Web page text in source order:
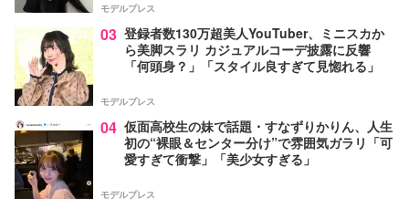
モデルプレス
03 登録者数130万超美人YouTuber、ミニスカか
ら美脚スラリ カジュアルコーデ披露に反響
「何頭身？」「スタイル良すぎて見惚れる」
モデルプレス
04 仮面高校生の妹で話題・すなずりかりん、人生
初の“裸眼＆センター分け”で雰囲気ガラリ「可
愛すぎて衝撃」「美少女すぎる」
モデルプレス